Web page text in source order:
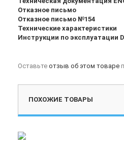
Отказное письмо
Отказное письмо №154
Технические характеристики
Инструкции по эксплуатации
Оставьте отзыв об этом товаре
ПОХОЖИЕ ТОВАРЫ